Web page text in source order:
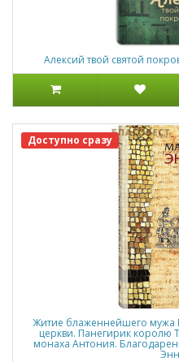
Алексий твой святой
Доступно сразу
Житие блаженнейшего мужа
церкви. Панегирик королю
монаха Антония.